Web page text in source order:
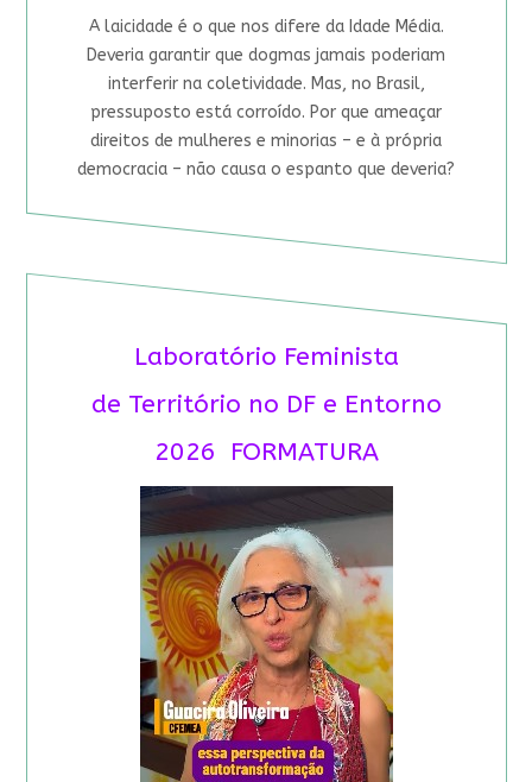
A laicidade é o que nos difere da Idade Média.
Deveria garantir que dogmas jamais poderiam
interferir na coletividade. Mas, no Brasil,
pressuposto está corroído. Por que ameaçar
direitos de mulheres e minorias – e à própria
democracia – não causa o espanto que deveria?
Laboratório Feminista
de Território no DF e Entorno
2026 FORMATURA